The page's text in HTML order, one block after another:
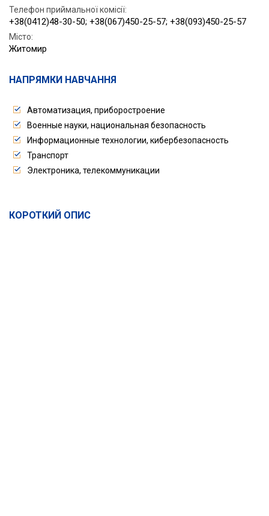
Телефон приймальної комісії:
+38(0412)48-30-50; +38(067)450-25-57; +38(093)450-25-57
Місто:
Житомир
НАПРЯМКИ НАВЧАННЯ
Автоматизация, приборостроение
Военные науки, национальная безопасность
Информационные технологии, кибербезопасность
Транспорт
Электроника, телекоммуникации
КОРОТКИЙ ОПИС